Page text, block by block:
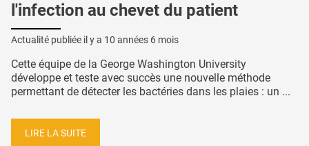
l'infection au chevet du patient
Actualité publiée il y a 10 années 6 mois
Cette équipe de la George Washington University
développe et teste avec succès une nouvelle méthode
permettant de détecter les bactéries dans les plaies : un ...
LIRE LA SUITE